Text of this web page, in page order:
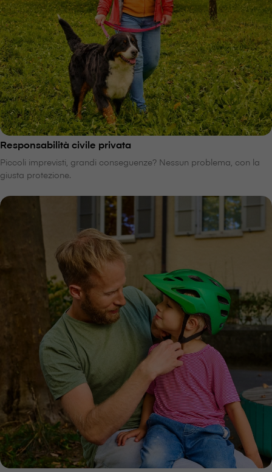
Responsabilità civile privata
Piccoli imprevisti, grandi conseguenze? Nessun problema, con la
giusta protezione.